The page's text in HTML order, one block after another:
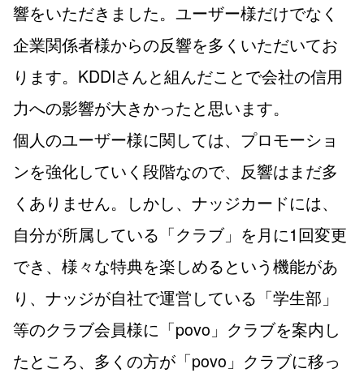
響をいただきました。ユーザー様だけでなく
企業関係者様からの反響を多くいただいてお
ります。KDDIさんと組んだことで会社の信用
力への影響が大きかったと思います。
個人のユーザー様に関しては、プロモーショ
ンを強化していく段階なので、反響はまだ多
くありません。しかし、ナッジカードには、
自分が所属している「クラブ」を月に1回変更
でき、様々な特典を楽しめるという機能があ
り、ナッジが自社で運営している「学生部」
等のクラブ会員様に「povo」クラブを案内し
たところ、多くの方が「povo」クラブに移っ